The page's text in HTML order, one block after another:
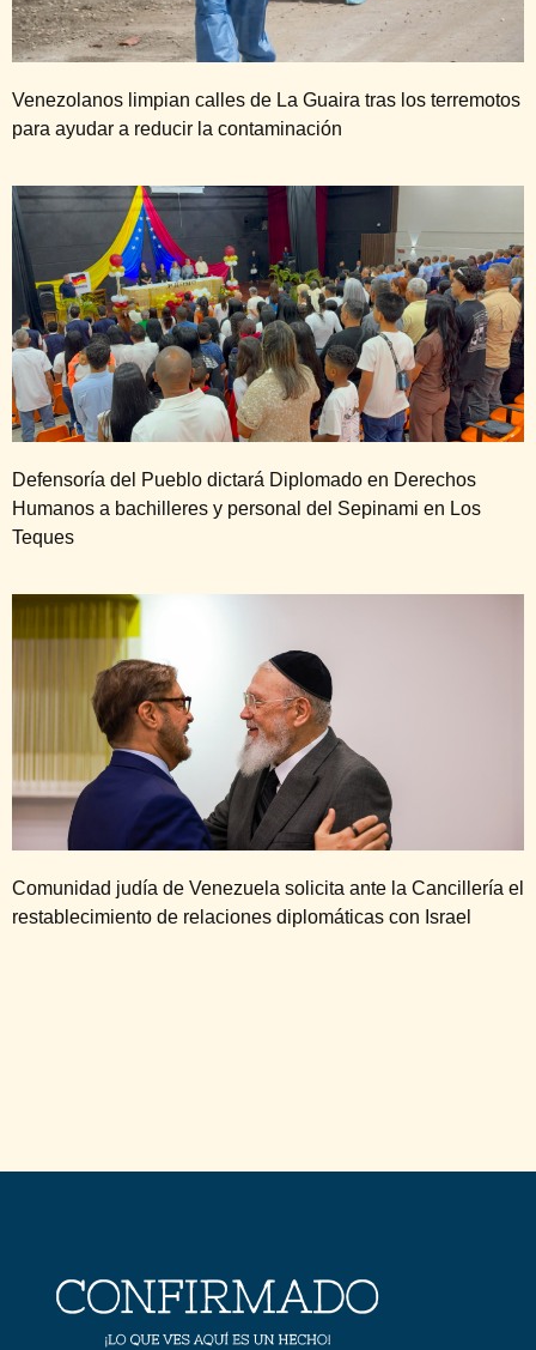
Venezolanos limpian calles de La Guaira tras los terremotos
para ayudar a reducir la contaminación
Defensoría del Pueblo dictará Diplomado en Derechos
Humanos a bachilleres y personal del Sepinami en Los
Teques
Comunidad judía de Venezuela solicita ante la Cancillería el
restablecimiento de relaciones diplomáticas con Israel